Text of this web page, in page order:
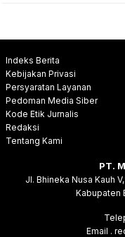
Indeks Berita
Kebijakan Privasi
Persyaratan Layanan
Pedoman Media Siber
Kode Etik Jurnalis
Redaksi
Tentang Kami
PT.
Jl. Bhineka Nusa Kauh
Kabupaten
Email .